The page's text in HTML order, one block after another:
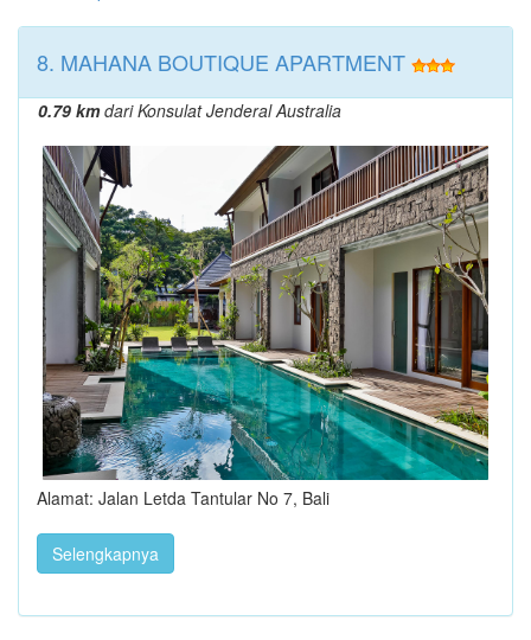
8. MAHANA BOUTIQUE APARTMENT
0.79 kmdari Konsulat Jenderal Australia
Alamat: Jalan Letda Tantular No 7, Bali
Selengkapnya